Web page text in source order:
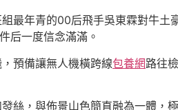
最年青的00后飛手吳東霖對牛
后一度信念滿滿。
預備讓無人機橫跨線包養網路往檢
絲，與佈景山色簡直融為一體，